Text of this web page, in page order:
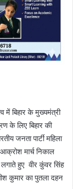
में बिहार के मुख्यमंत्री
के लिए बिहार की
जनता पार्टी महिला
आक्रोश मार्च निकाल
लगाते हुए वीर कुंवर सिंह
कुमार का पुतला दहन